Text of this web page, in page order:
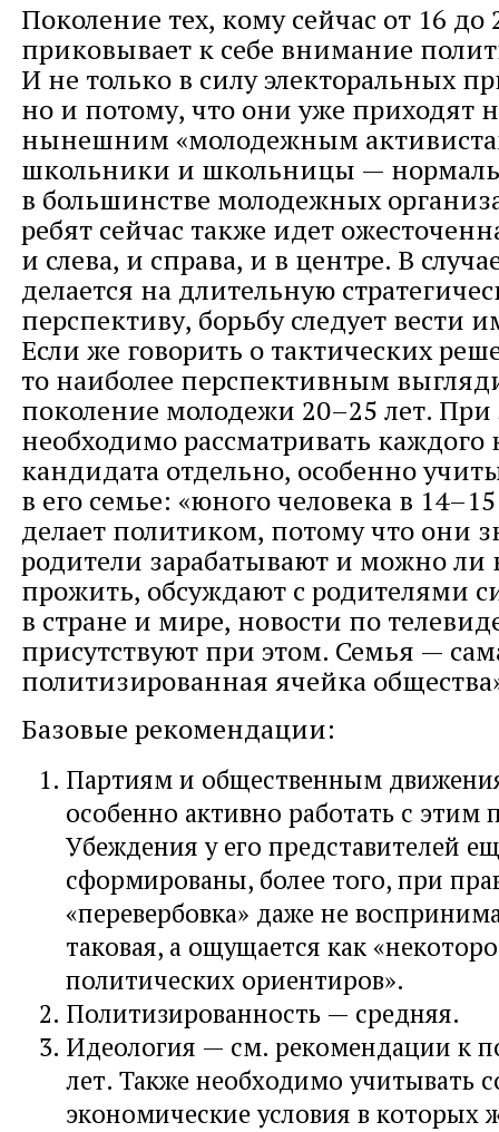
Поколение тех, кому сейчас от 16 до
приковывает к себе внимание
И не только в силу электоральных
но и потому, что они уже приходят
нынешним «молодежным
школьники и школьницы —
в большинстве молодежных
ребят сейчас также идет
и слева, и справа, и в центре. В
делается на длительную
перспективу, борьбу следует вести
Если же говорить о тактических
то наиболее перспективным
поколение молодежи 20–25 лет. При
необходимо рассматривать каждого
кандидата отдельно, особенно
в его семье: «юного человека в
делает политиком, потому что они
родители зарабатывают и можно ли
прожить, обсуждают с родителями
в стране и мире, новости по
присутствуют при этом. Семья —
политизированная ячейка
Базовые рекомендации:
Партиям и общественным
особенно активно работать с этим
Убеждения у его представителей
сформированы, более того, при
«перевербовка» даже не
таковая, а ощущается как
политических ориентиров».
Политизированность — средняя.
Идеология — см. рекомендации к
лет. Также необходимо учитывать
экономические условия в которых